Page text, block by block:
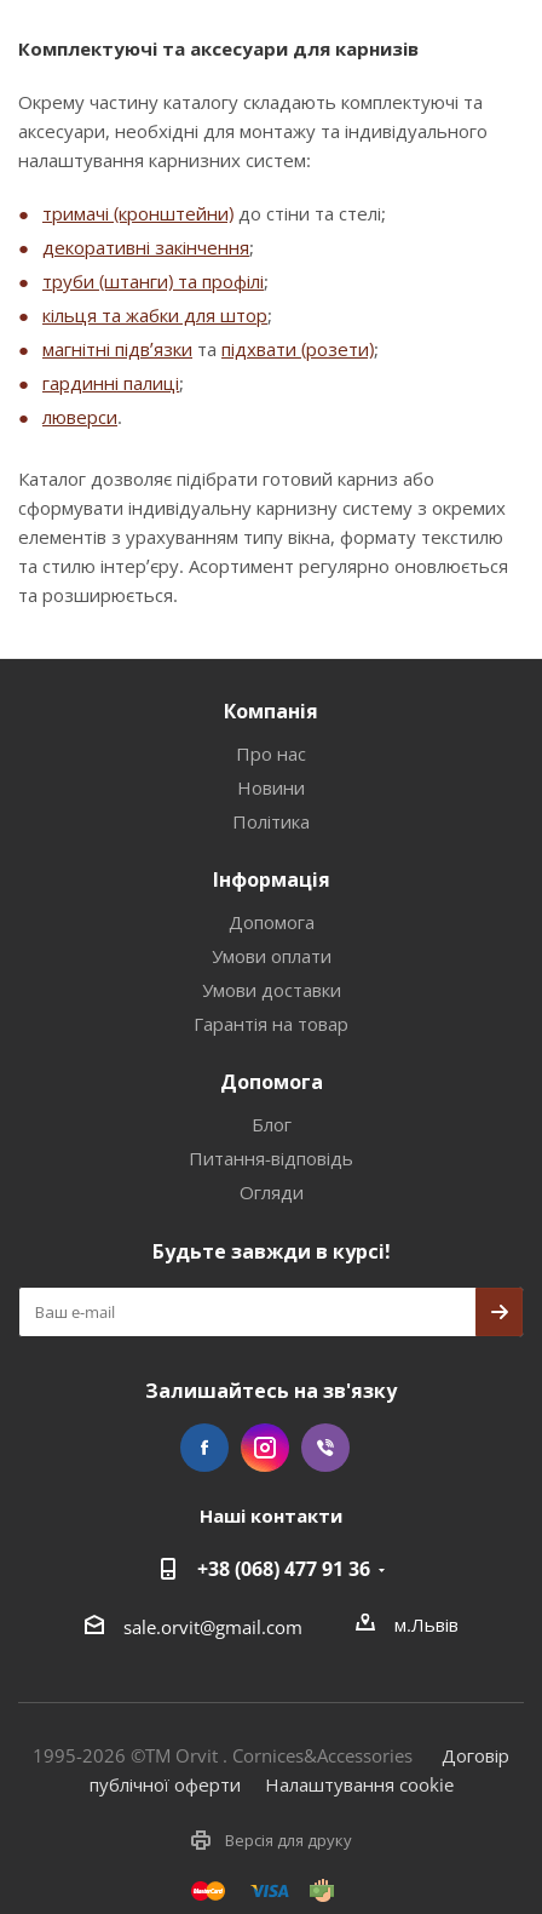
Комплектуючі та аксесуари для карнизів
Окрему частину каталогу складають комплектуючі та
аксесуари, необхідні для монтажу та індивідуального
налаштування карнизних систем:
тримачі (кронштейни) до стіни та стелі;
декоративні закінчення;
труби (штанги) та профілі;
кільця та жабки для штор;
магнітні підв’язки та підхвати (розети);
гардинні палиці;
люверси.
Каталог дозволяє підібрати готовий карниз або
сформувати індивідуальну карнизну систему з окремих
елементів з урахуванням типу вікна, формату текстилю
та стилю інтер’єру. Асортимент регулярно оновлюється
та розширюється.
Компанія
Про нас
Новини
Політика
Інформація
Допомога
Умови оплати
Умови доставки
Гарантія на товар
Допомога
Блог
Питання-відповідь
Огляди
Будьте завжди в курсі!
Залишайтесь на зв'язку
Наші контакти
+38 (068) 477 91 36
sale.orvit@gmail.com м.Львів
1995-2026 ©TM Orvit . Cornices&Accessories Договір
публічної оферти
Налаштування cookie
Версія для друку